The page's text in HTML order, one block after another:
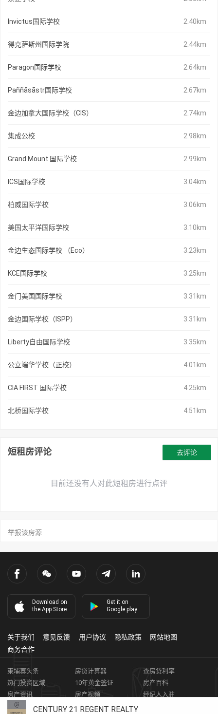
Invictus国际学校 2.40km
得克萨斯州国际学院 2.44km
Paragon国际学校 2.64km
Paññāsāstr国际学校 2.67km
金边加拿大国际学校（CIS） 2.74km
集成公校 2.98km
Grand Mount 国际学校 2.99km
ICS国际学校 3.04km
柏威国际学校 3.06km
美国太平洋国际学校 3.10km
金边生态国际学校 （Eco） 3.23km
KCE国际学校 3.25km
金门美国国际学校 3.31km
金边国际学校（ISPP） 3.31km
Liberty自由国际学校 3.35km
公立端华学校（正校） 4.01km
CIA FIRST 国际学校 4.25km
北桥国际学校 4.51km
短租房评论
目前还没有人对此短租房进行点评
去评论
举报该房源
CENTURY 21 REGENT REALTY
Download on
the App Store
Get it on
Google play
关于我们 意见反馈 用户协议 隐私政策
网站地图
商务合作
柬埔寨头条 房贷计算器
查房贷利率
热门投资区域
10年黄金签证
房产百科
房产资讯
房产视频
经纪人入驻
获取客资
柬埔寨房地产APP